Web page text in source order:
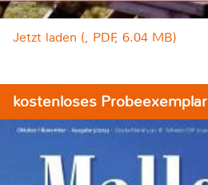
Jetzt laden (, PDF, 6.04 MB)
kostenloses Probeexemplar